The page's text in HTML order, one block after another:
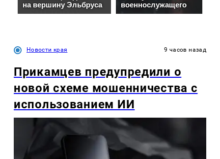
Новости края 9 часов назад
Прикамцев предупредили о
новой схеме мошенничества с
использованием ИИ